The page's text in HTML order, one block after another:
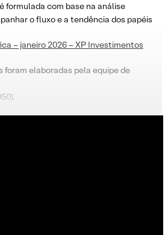
formulada com base na análise
o fluxo e a tendência dos papéis
– janeiro 2026 – XP Investimentos
foram elaboradas pela equipe de